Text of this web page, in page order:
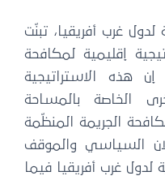
غرب أفريقيا، تبنّت
2013 استراتيجية إقليمية لمكافحة
هذه الاستراتيجية
الخاصة بالمساحة
الجريمة المنظّمة
السياسي والموقف
لدول غرب أفريقيا فيما